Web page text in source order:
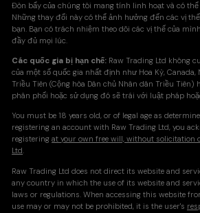
Đòn bẩy của chúng tôi mang tính linh hoạt và có
Những thay đổi này có thể ảnh hưởng đến các vị
bạn. Bạn có trách nhiệm theo dõi các vị thế của
đầy đủ mọi lúc.
Các quốc gia bị hạn chế: Raw Trading Ltd không
của một số quốc gia nhất định như Hoa Kỳ, Canada,
Triều Tiên (Cộng hòa Dân chủ Nhân dân Triều Tiên)
phân phối hoặc sử dụng đó sẽ trái với luật pháp
You must be 18 years old, or of legal age as
registering an account with Raw Trading Ltd, you
registeringat your own free will, without solicitation
Ltd.
Raw Trading Ltd does not direct its website and
any country in which the use of its website and
laws or regulations. When accessing this website
use may or may not be prohibited, it is the user's